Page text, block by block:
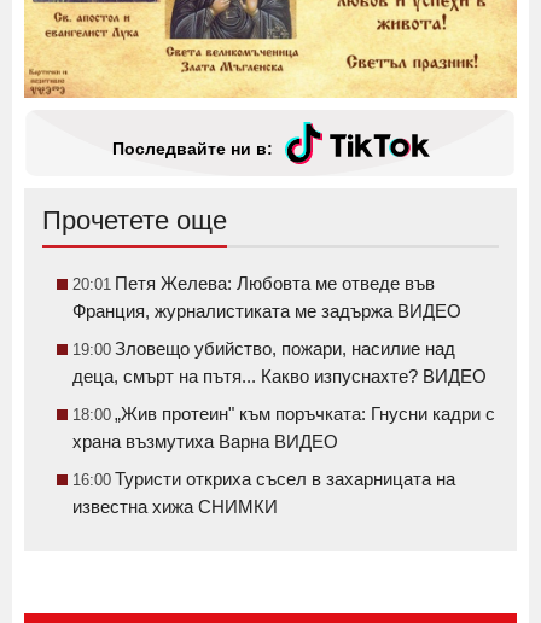
Последвайте ни в:
Прочетете още
20:01 Петя Желева: Любовта ме отведе във
Франция, журналистиката ме задържа ВИДЕО
19:00 Зловещо убийство, пожари, насилие над
деца, смърт на пътя... Какво изпуснахте? ВИДЕО
18:00 „Жив протеин" към поръчката: Гнусни кадри с
храна възмутиха Варна ВИДЕО
16:00 Туристи откриха съсел в захарницата на
известна хижа СНИМКИ